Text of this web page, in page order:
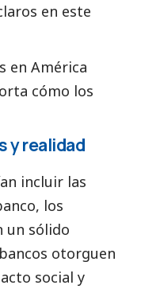
en este
en América
cómo los
y realidad
incluir las
los
un sólido
otorguen
social y